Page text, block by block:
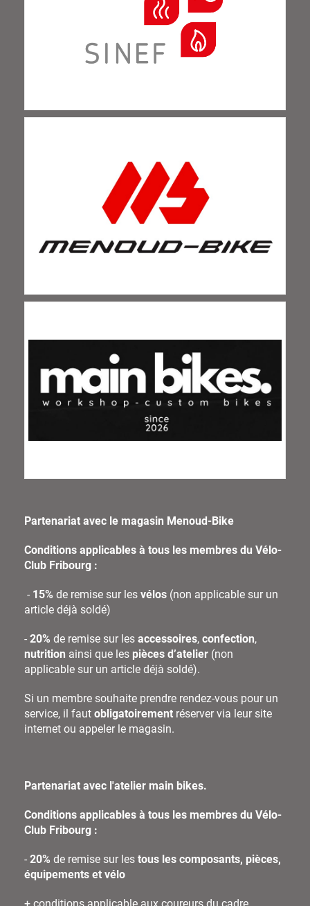
Partenariat avec le magasin Menoud-Bike
Conditions applicables à tous les membres du Vélo-
Club Fribourg :
- 15% de remise sur les vélos (non applicable sur un
article déjà soldé)
- 20% de remise sur les accessoires, confection,
nutrition ainsi que les pièces d’atelier (non
applicable sur un article déjà soldé).
Si un membre souhaite prendre rendez-vous pour un
service, il faut obligatoirement réserver via leur site
internet ou appeler le magasin.
Partenariat avec l'atelier main bikes.
Conditions applicables à tous les membres du Vélo-
Club Fribourg :
- 20% de remise sur les tous les composants, pièces,
équipements et vélo